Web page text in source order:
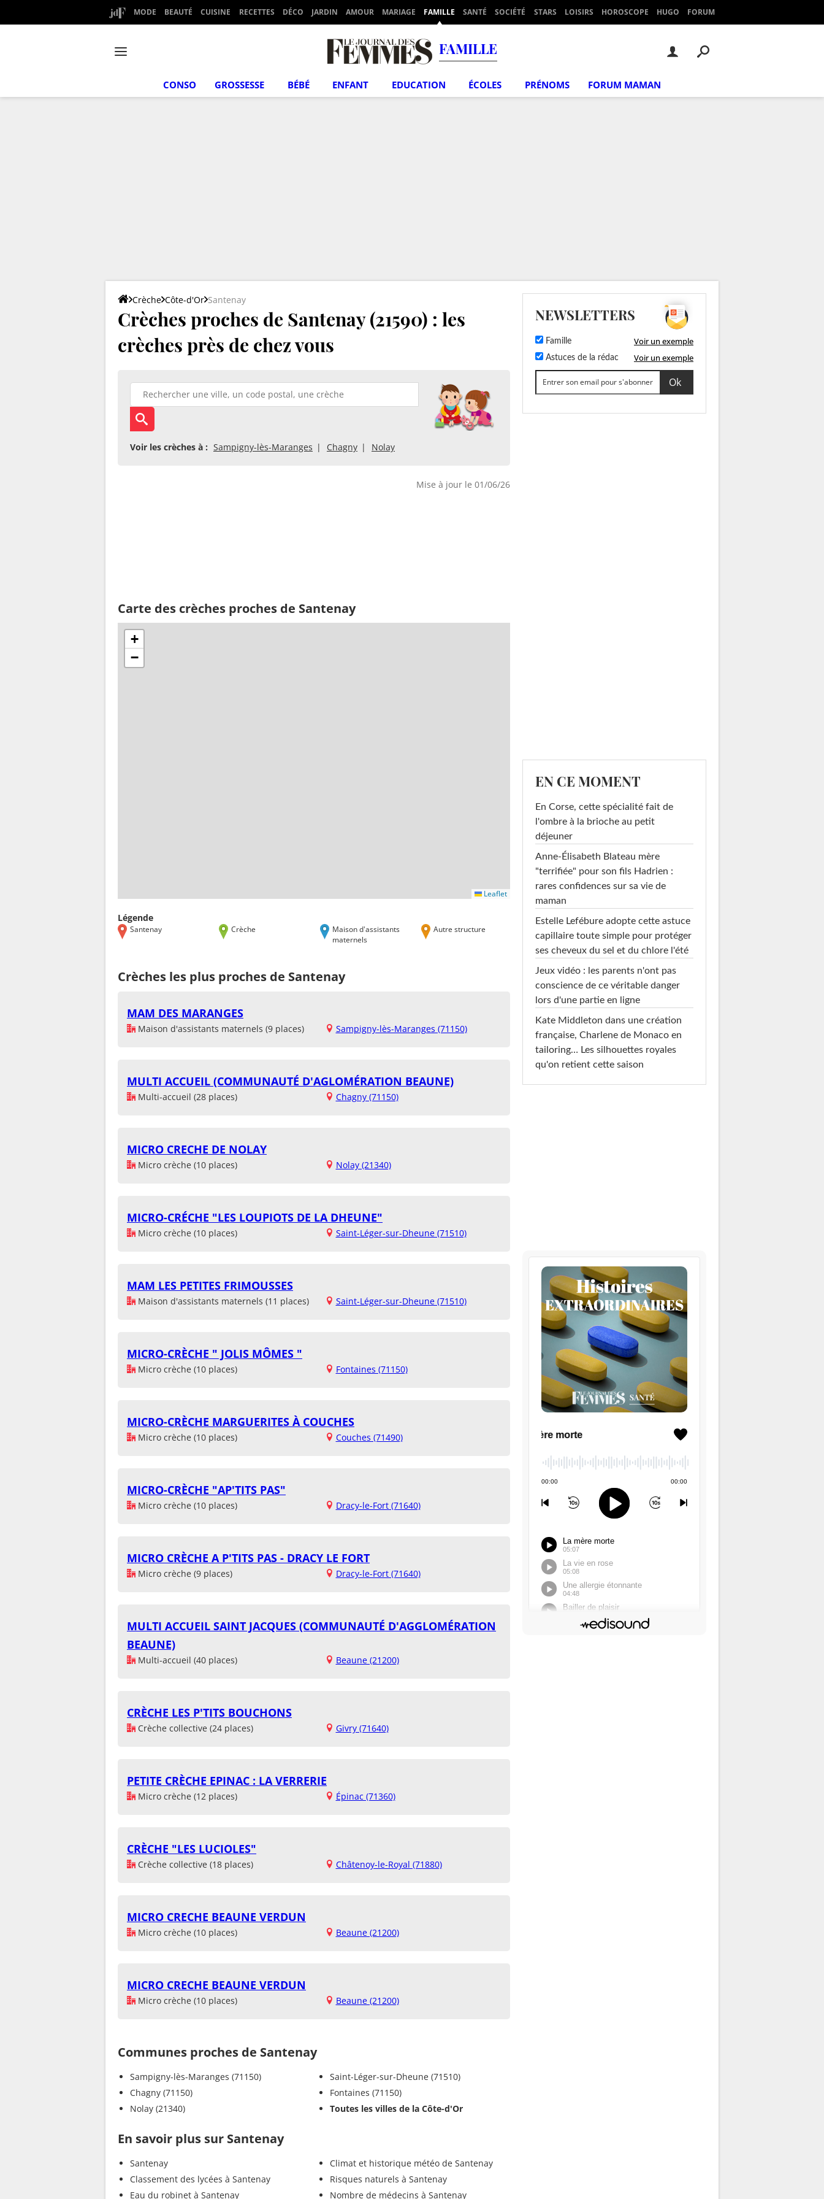
MODE BEAUTÉ CUISINE RECETTES DÉCO JARDIN AMOUR MARIAGE FAMILLE SANTÉ SOCIÉTÉ STARS LOISIRS HOROSCOPE HUGO FORUM
FAMILLE
CONSO GROSSESSE BÉBÉ ENFANT EDUCATION ÉCOLES PRÉNOMS FORUM MAMAN
Crèche Côte-d'Or Santenay
Crèches proches de Santenay (21590) : les
crèches près de chez vous
Voir les crèches à : Sampigny-lès-Maranges Chagny Nolay
Mise à jour le 01/06/26
Carte des crèches proches de Santenay
+
−
Leaflet
Légende
Santenay Crèche
Maison d'assistants
maternels
Autre structure
Crèches les plus proches de Santenay
MAM DES MARANGES
Maison d'assistants maternels (9 places) Sampigny-lès-Maranges (71150)
MULTI ACCUEIL (COMMUNAUTÉ D'AGLOMÉRATION BEAUNE)
Multi-accueil (28 places) Chagny (71150)
MICRO CRECHE DE NOLAY
Micro crèche (10 places) Nolay (21340)
MICRO-CRÉCHE "LES LOUPIOTS DE LA DHEUNE"
Micro crèche (10 places) Saint-Léger-sur-Dheune (71510)
MAM LES PETITES FRIMOUSSES
Maison d'assistants maternels (11 places) Saint-Léger-sur-Dheune (71510)
MICRO-CRÈCHE " JOLIS MÔMES "
Micro crèche (10 places) Fontaines (71150)
MICRO-CRÈCHE MARGUERITES À COUCHES
Micro crèche (10 places) Couches (71490)
MICRO-CRÈCHE "AP'TITS PAS"
Micro crèche (10 places) Dracy-le-Fort (71640)
MICRO CRÈCHE A P'TITS PAS - DRACY LE FORT
Micro crèche (9 places) Dracy-le-Fort (71640)
MULTI ACCUEIL SAINT JACQUES (COMMUNAUTÉ D'AGGLOMÉRATION
BEAUNE)
Multi-accueil (40 places) Beaune (21200)
CRÈCHE LES P'TITS BOUCHONS
Crèche collective (24 places) Givry (71640)
PETITE CRÈCHE EPINAC : LA VERRERIE
Micro crèche (12 places) Épinac (71360)
CRÈCHE "LES LUCIOLES"
Crèche collective (18 places) Châtenoy-le-Royal (71880)
MICRO CRECHE BEAUNE VERDUN
Micro crèche (10 places) Beaune (21200)
MICRO CRECHE BEAUNE VERDUN
Micro crèche (10 places) Beaune (21200)
Communes proches de Santenay
Sampigny-lès-Maranges (71150)
Chagny (71150)
Nolay (21340)
Saint-Léger-sur-Dheune (71510)
Fontaines (71150)
Toutes les villes de la Côte-d'Or
En savoir plus sur Santenay
Santenay
Classement des lycées à Santenay
Eau du robinet à Santenay
Climat et historique météo de Santenay
Risques naturels à Santenay
Nombre de médecins à Santenay
NEWSLETTERS
Famille Voir un exemple
Astuces de la rédac Voir un exemple
EN CE MOMENT
En Corse, cette spécialité fait de
l'ombre à la brioche au petit
déjeuner
Anne-Élisabeth Blateau mère
"terrifiée" pour son fils Hadrien :
rares confidences sur sa vie de
maman
Estelle Lefébure adopte cette astuce
capillaire toute simple pour protéger
ses cheveux du sel et du chlore l'été
Jeux vidéo : les parents n'ont pas
conscience de ce véritable danger
lors d'une partie en ligne
Kate Middleton dans une création
française, Charlene de Monaco en
tailoring… Les silhouettes royales
qu'on retient cette saison